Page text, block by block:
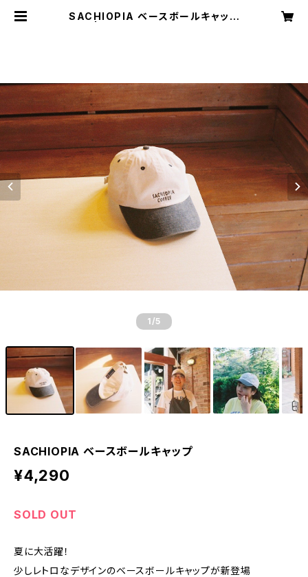
SACHIOPIA ベースボールキャップ
1 /5
SACHIOPIA ベースボールキャップ
¥4,290
SOLD OUT
夏に大活躍！
少しレトロなデザインのベースボールキャップが新登場